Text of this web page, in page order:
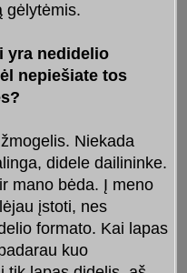
gėlytėmis.
yra nedidelio
nepiešiate tos
Niekada
didele dailininke.
mano bėda. Į meno
įstoti, nes
formato. Kai lapas
kuo